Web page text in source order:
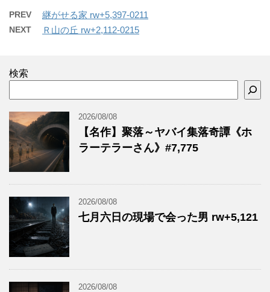
PREV 継がせる家 rw+5,397-0211
NEXT Ｒ山の丘 rw+2,112-0215
検索
2026/08/08
【名作】聚落～ヤバイ集落奇譚《ホ
ラーテラーさん》#7,775
2026/08/08
七月六日の現場で会った男 rw+5,121
2026/08/08